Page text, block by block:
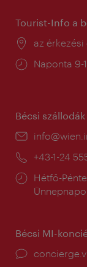
Tourist-Info a
Helyszín:
az
Nyitva
Naponta 9-
Bécsi
E-
Telefon:
+43-1-24
Nyitva
tartás:
Hétfő-
Bécsi MI-